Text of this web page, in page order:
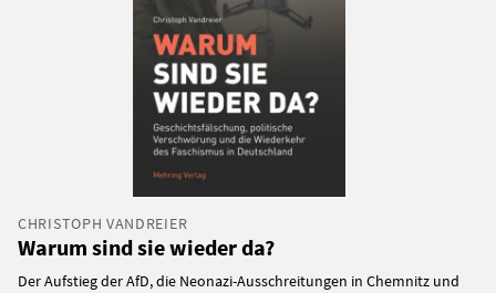
CHRISTOPH VANDREIER
Warum sind sie wieder da?
Der Aufstieg der AfD, die Neonazi-Ausschreitungen in Chemnitz und